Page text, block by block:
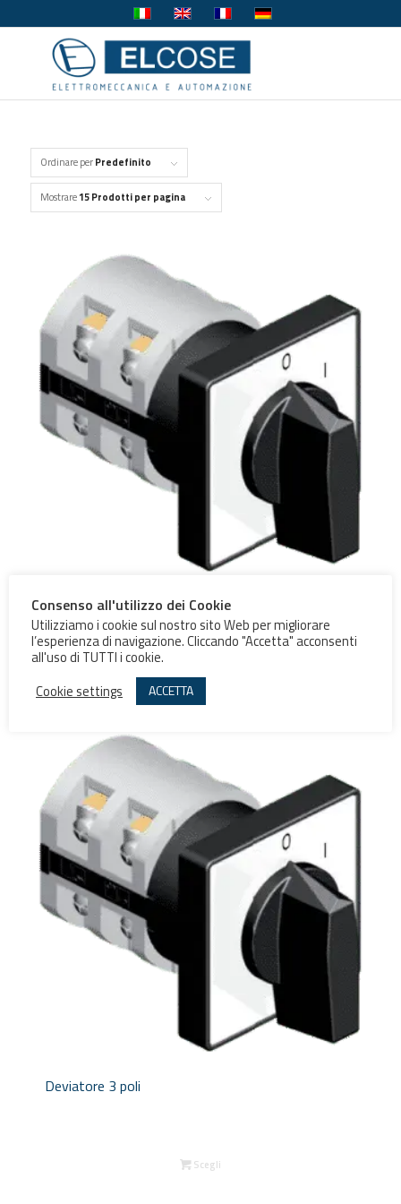
Ordinare perPredefinito
Mostrare15 Prodotti per pagina
Deviatore 1 polo
Scegli
Deviatore 3 poli
Scegli
Consenso all'utilizzo dei Cookie
Utilizziamo i cookie sul nostro sito Web per migliorare
l’esperienza di navigazione. Cliccando "Accetta" acconsenti
all'uso di TUTTI i cookie.
Cookie settings
ACCETTA